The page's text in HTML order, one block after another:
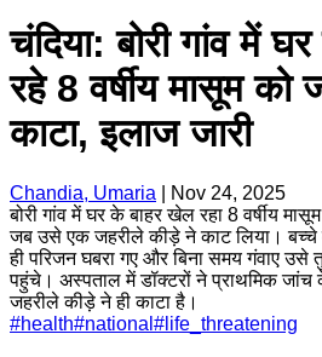
चंदिया: बोरी गांव में
रहे 8 वर्षीय मासूम को
काटा, इलाज जारी
Chandia, Umaria
Nov 24, 2025
बोरी गांव में घर के बाहर खेल रहा 8 वर्षीय
जब उसे एक जहरीले कीड़े ने काट लिया।
ही परिजन घबरा गए और बिना समय गंवाए
पहुंचे। अस्पताल में डॉक्टरों ने प्राथमिक जांच
जहरीले कीड़े ने ही काटा है।
#health#national # life_threatening